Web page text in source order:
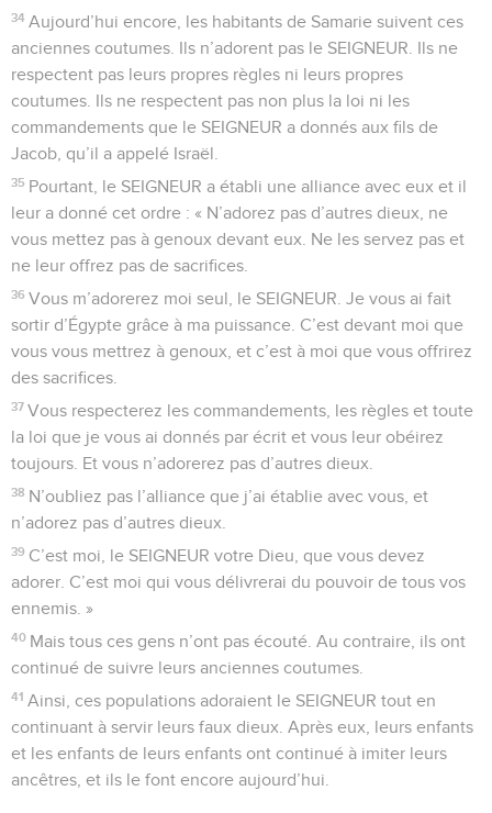
34 Aujourd’hui encore, les habitants de Samarie suivent ces
anciennes coutumes. Ils n’adorent pas le SEIGNEUR. Ils ne
respectent pas leurs propres règles ni leurs propres
coutumes. Ils ne respectent pas non plus la loi ni les
commandements que le SEIGNEUR a donnés aux fils de
Jacob, qu’il a appelé Israël.
35 Pourtant, le SEIGNEUR a établi une alliance avec eux et il
leur a donné cet ordre : « N’adorez pas d’autres dieux, ne
vous mettez pas à genoux devant eux. Ne les servez pas et
ne leur offrez pas de sacrifices.
36 Vous m’adorerez moi seul, le SEIGNEUR. Je vous ai fait
sortir d’Égypte grâce à ma puissance. C’est devant moi que
vous vous mettrez à genoux, et c’est à moi que vous offrirez
des sacrifices.
37 Vous respecterez les commandements, les règles et toute
la loi que je vous ai donnés par écrit et vous leur obéirez
toujours. Et vous n’adorerez pas d’autres dieux.
38 N’oubliez pas l’alliance que j’ai établie avec vous, et
n’adorez pas d’autres dieux.
39 C’est moi, le SEIGNEUR votre Dieu, que vous devez
adorer. C’est moi qui vous délivrerai du pouvoir de tous vos
ennemis. »
40 Mais tous ces gens n’ont pas écouté. Au contraire, ils ont
continué de suivre leurs anciennes coutumes.
41 Ainsi, ces populations adoraient le SEIGNEUR tout en
continuant à servir leurs faux dieux. Après eux, leurs enfants
et les enfants de leurs enfants ont continué à imiter leurs
ancêtres, et ils le font encore aujourd’hui.